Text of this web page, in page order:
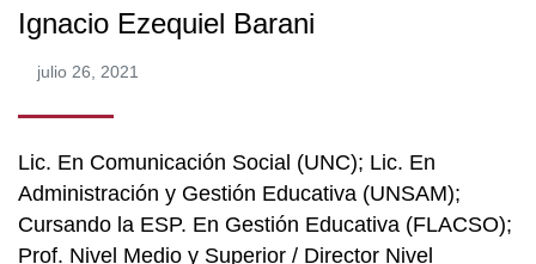
Ignacio Ezequiel Barani
julio 26, 2021
Lic. En Comunicación Social (UNC); Lic. En
Administración y Gestión Educativa (UNSAM);
Cursando la ESP. En Gestión Educativa (FLACSO);
Prof. Nivel Medio y Superior / Director Nivel